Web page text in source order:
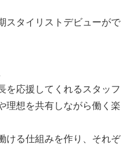
スタイリストデビューがで
を応援してくれるスタッフ
理想を共有しながら働く楽
ける仕組みを作り、それぞ